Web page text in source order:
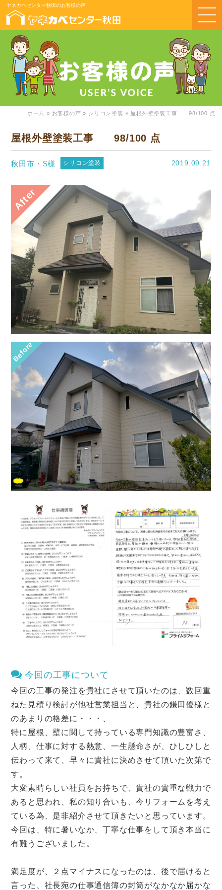
ヤネカベセンター秋田のお客様の声
ホーム » お客様の声 » シリコン塗装 » 屋根外壁塗装工事 98/100 点
屋根外壁塗装工事 98/100 点
秋田市・S様 シリコン塗装 2019.09.21
After
Before
今回の工事について
今回の工事の発注を貴社にさせて頂いたのは、数回重
ねた見積り検討が他社営業担当と、貴社の鎌田優様と
のあまりの格差に・・・、
特に屋根、壁に関して持っている専門知識の豊富さ、
人柄、仕事に対する熱意、一生懸命さが、ひしひしと
伝わって来て、早々に貴社に決めさせて頂いた次第で
す。
大変素晴らしい社員をお持ちで、貴社の貴重な戦力で
あると思われ、私の知り合いも、今リフォームを考え
ている為、是非紹介させて頂きたいと思っています。
今回は、特に暑いなか、丁寧な仕事をして頂き本当に
有難うございました。
満足度が、２点マイナスになったのは、後で届けると
言った、社長宛の仕事通信簿の封筒がなかなか届かな